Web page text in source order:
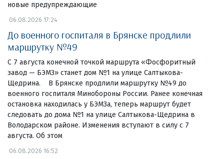
новые предупреждающие
06.08.2026 17:24
До военного госпиталя в Брянске продлили
маршрутку №49
С 7 августа конечной точкой маршрута «Фосфоритный
завод — БЭМЗ» станет дом №1 на улице Салтыкова-
Щедрина. В Брянске продлили маршрутку №49 до
военного госпиталя Минобороны России. Ранее конечная
остановка находилась у БЭМЗа, теперь маршрут будет
следовать до дома №1 на улице Салтыкова-Щедрина в
Володарском районе. Изменения вступают в силу с 7
августа. Об этом
06.08.2026 16:52